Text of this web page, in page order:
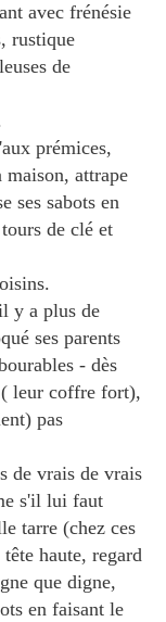
avec frénésie
rustique
de
prémices,
maison, attrape
ses sabots en
de clé et
y a plus de
ses parents
- dès
leur coffre fort),
pas
de vrais de vrais
s'il lui faut
tarre (chez ces
haute, regard
que digne,
en faisant le